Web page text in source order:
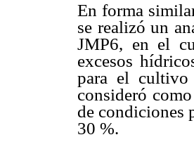
En forma
se realizó un
JMP6, en el
excesos
para el
consideró
de condiciones
30 %.